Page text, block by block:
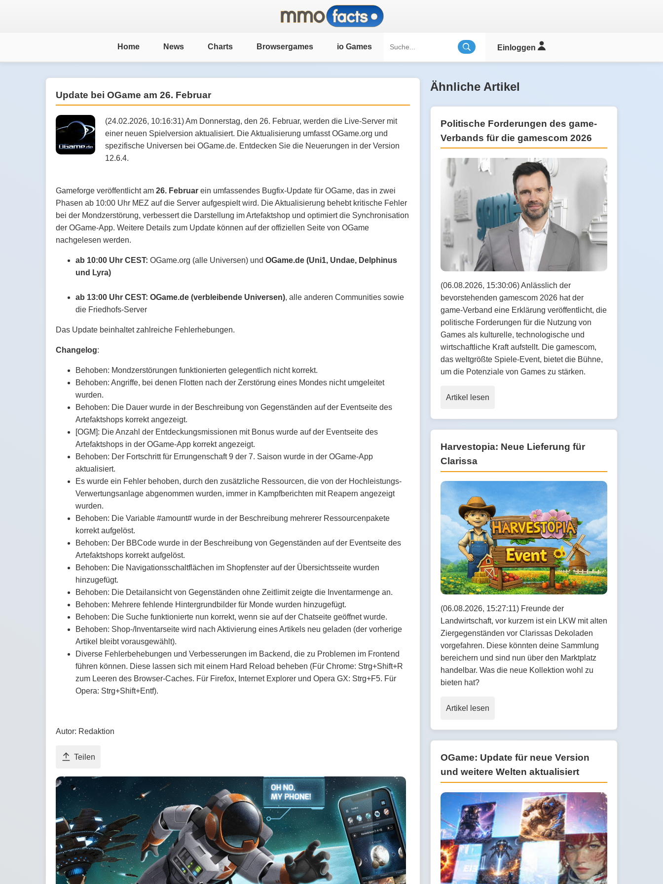
Home News Charts Browsergames io Games Einloggen
Update bei OGame am 26. Februar
(24.02.2026, 10:16:31) Am Donnerstag, den 26. Februar, werden die Live-Server mit
einer neuen Spielversion aktualisiert. Die Aktualisierung umfasst OGame.org und
spezifische Universen bei OGame.de. Entdecken Sie die Neuerungen in der Version
12.6.4.
Gameforge veröffentlicht am 26. Februar ein umfassendes Bugfix-Update für OGame, das in zwei
Phasen ab 10:00 Uhr MEZ auf die Server aufgespielt wird. Die Aktualisierung behebt kritische Fehler
bei der Mondzerstörung, verbessert die Darstellung im Artefaktshop und optimiert die Synchronisation
der OGame-App. Weitere Details zum Update können auf der offiziellen Seite von OGame
nachgelesen werden.
ab 10:00 Uhr CEST: OGame.org (alle Universen) und OGame.de (Uni1, Undae, Delphinus
und Lyra)
ab 13:00 Uhr CEST: OGame.de (verbleibende Universen), alle anderen Communities sowie
die Friedhofs-Server
Das Update beinhaltet zahlreiche Fehlerhebungen.
Changelog:
Behoben: Mondzerstörungen funktionierten gelegentlich nicht korrekt.
Behoben: Angriffe, bei denen Flotten nach der Zerstörung eines Mondes nicht umgeleitet
wurden.
Behoben: Die Dauer wurde in der Beschreibung von Gegenständen auf der Eventseite des
Artefaktshops korrekt angezeigt.
[OGM]: Die Anzahl der Entdeckungsmissionen mit Bonus wurde auf der Eventseite des
Artefaktshops in der OGame-App korrekt angezeigt.
Behoben: Der Fortschritt für Errungenschaft 9 der 7. Saison wurde in der OGame-App
aktualisiert.
Es wurde ein Fehler behoben, durch den zusätzliche Ressourcen, die von der Hochleistungs-
Verwertungsanlage abgenommen wurden, immer in Kampfberichten mit Reapern angezeigt
wurden.
Behoben: Die Variable #amount# wurde in der Beschreibung mehrerer Ressourcenpakete
korrekt aufgelöst.
Behoben: Der BBCode wurde in der Beschreibung von Gegenständen auf der Eventseite des
Artefaktshops korrekt aufgelöst.
Behoben: Die Navigationsschaltflächen im Shopfenster auf der Übersichtsseite wurden
hinzugefügt.
Behoben: Die Detailansicht von Gegenständen ohne Zeitlimit zeigte die Inventarmenge an.
Behoben: Mehrere fehlende Hintergrundbilder für Monde wurden hinzugefügt.
Behoben: Die Suche funktionierte nun korrekt, wenn sie auf der Chatseite geöffnet wurde.
Behoben: Shop-/Inventarseite wird nach Aktivierung eines Artikels neu geladen (der vorherige
Artikel bleibt vorausgewählt).
Diverse Fehlerbehebungen und Verbesserungen im Backend, die zu Problemen im Frontend
führen können. Diese lassen sich mit einem Hard Reload beheben (Für Chrome: Strg+Shift+R
zum Leeren des Browser-Caches. Für Firefox, Internet Explorer und Opera GX: Strg+F5. Für
Opera: Strg+Shift+Entf).
Autor: Redaktion
Teilen
Ähnliche Artikel
Politische Forderungen des game-
Verbands für die gamescom 2026
(06.08.2026, 15:30:06) Anlässlich der
bevorstehenden gamescom 2026 hat der
game-Verband eine Erklärung veröffentlicht, die
politische Forderungen für die Nutzung von
Games als kulturelle, technologische und
wirtschaftliche Kraft aufstellt. Die gamescom,
das weltgrößte Spiele-Event, bietet die Bühne,
um die Potenziale von Games zu stärken.
Artikel lesen
Harvestopia: Neue Lieferung für
Clarissa
(06.08.2026, 15:27:11) Freunde der
Landwirtschaft, vor kurzem ist ein LKW mit alten
Ziergegenständen vor Clarissas Dekoladen
vorgefahren. Diese könnten deine Sammlung
bereichern und sind nun über den Marktplatz
handelbar. Was die neue Kollektion wohl zu
bieten hat?
Artikel lesen
OGame: Update für neue Version
und weitere Welten aktualisiert